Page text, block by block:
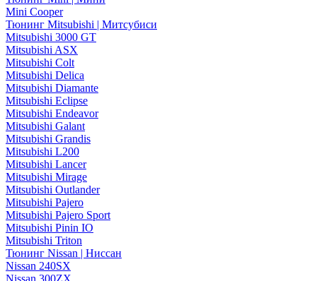
Mini Cooper
Тюнинг Mitsubishi | Митсубиси
Mitsubishi 3000 GT
Mitsubishi ASX
Mitsubishi Colt
Mitsubishi Delica
Mitsubishi Diamante
Mitsubishi Eclipse
Mitsubishi Endeavor
Mitsubishi Galant
Mitsubishi Grandis
Mitsubishi L200
Mitsubishi Lancer
Mitsubishi Mirage
Mitsubishi Outlander
Mitsubishi Pajero
Mitsubishi Pajero Sport
Mitsubishi Pinin IO
Mitsubishi Triton
Тюнинг Nissan | Ниссан
Nissan 240SX
Nissan 300ZX